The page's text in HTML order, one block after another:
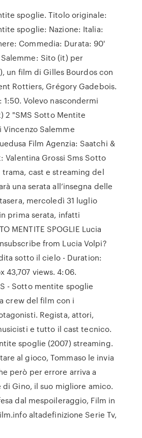
spoglie. Titolo originale:
spoglie: Nazione: Italia:
Commedia: Durata: 90'
Sito (it) per
un film di Gilles Bourdos con
Rottiers, Grégory Gadebois.
1:50. Volevo nascondermi
2 "SMS Sotto Mentite
Salemme
Film Agenzia: Saatchi &
Valentina Grossi Sms Sotto
cast e streaming del
una serata all’insegna delle
mercoledì 31 luglio
prima serata, infatti
MENTITE SPOGLIE Lucia
from Lucia Volpi?
sotto il cielo - Duration:
43,707 views. 4:06.
- Sotto mentite spoglie
crew del film con i
Regista, attori,
e tutto il cast tecnico.
spoglie (2007) streaming.
al gioco, Tommaso le invia
però per errore arriva a
di Gino, il suo migliore amico.
dal mespoileraggio, Film in
altadefinizione Serie Tv,